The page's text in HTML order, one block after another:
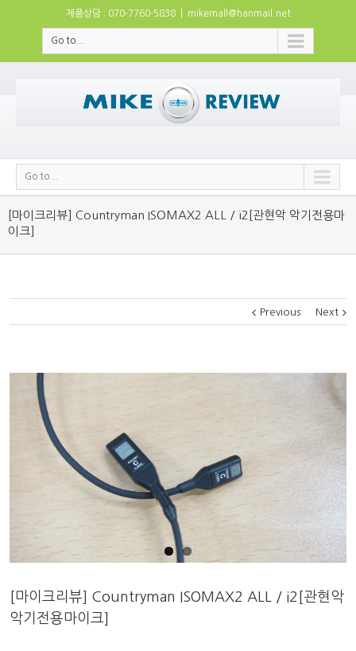
제품상담 : 070-7760-5838 mikemall@hanmail.net
Go to...
Go to...
[마이크리뷰] Countryman ISOMAX2 ALL / i2[관현악 악기전용마
이크]
Previous Next
[마이크리뷰] Countryman ISOMAX2 ALL / i2[관현악
악기전용마이크]